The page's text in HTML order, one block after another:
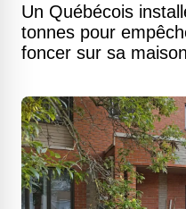
Un Québécois
tonnes pour
foncer sur sa maison